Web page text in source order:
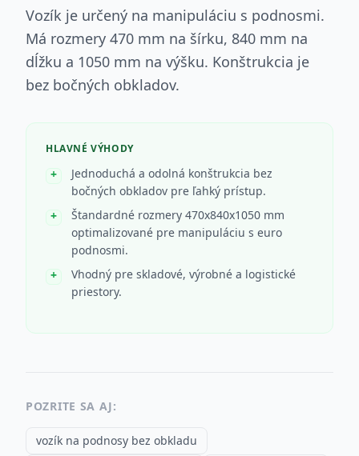
Vozík je určený na manipuláciu s podnosmi.
Má rozmery 470 mm na šírku, 840 mm na
dĺžku a 1050 mm na výšku. Konštrukcia je
bez bočných obkladov.
HLAVNÉ VÝHODY
Jednoduchá a odolná konštrukcia bez
bočných obkladov pre ľahký prístup.
Štandardné rozmery 470x840x1050 mm
optimalizované pre manipuláciu s euro
podnosmi.
Vhodný pre skladové, výrobné a logistické
priestory.
POZRITE SA AJ:
vozík na podnosy bez obkladu